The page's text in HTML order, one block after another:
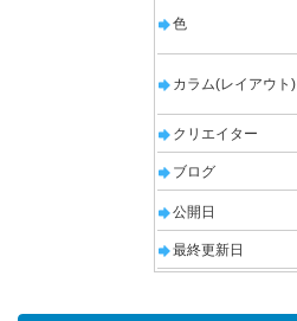
色
カラム(レイアウト)
クリエイター
ブログ
公開日
最終更新日